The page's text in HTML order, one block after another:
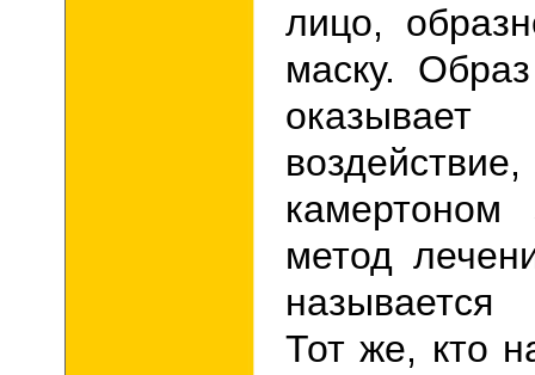
лицо,
маску.
камертоном
метод
называется
Тот же, кто